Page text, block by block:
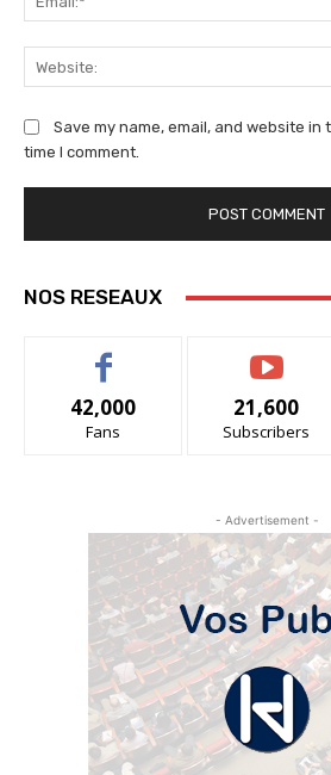
Save my name, email, and website
time I comment.
NOS RESEAUX
42,000
Fans
21,600
Subscribers
- Advertisement -